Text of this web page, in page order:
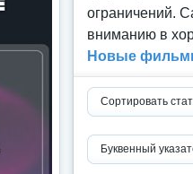
ограничений.
вниманию в
Новые
Сортировать
Буквенный